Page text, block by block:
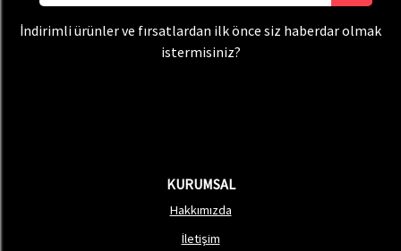
İndirimli ürünler ve fırsatlardan ilk önce siz haberdar olmak
istermisiniz?
KURUMSAL
Hakkımızda
İletişim